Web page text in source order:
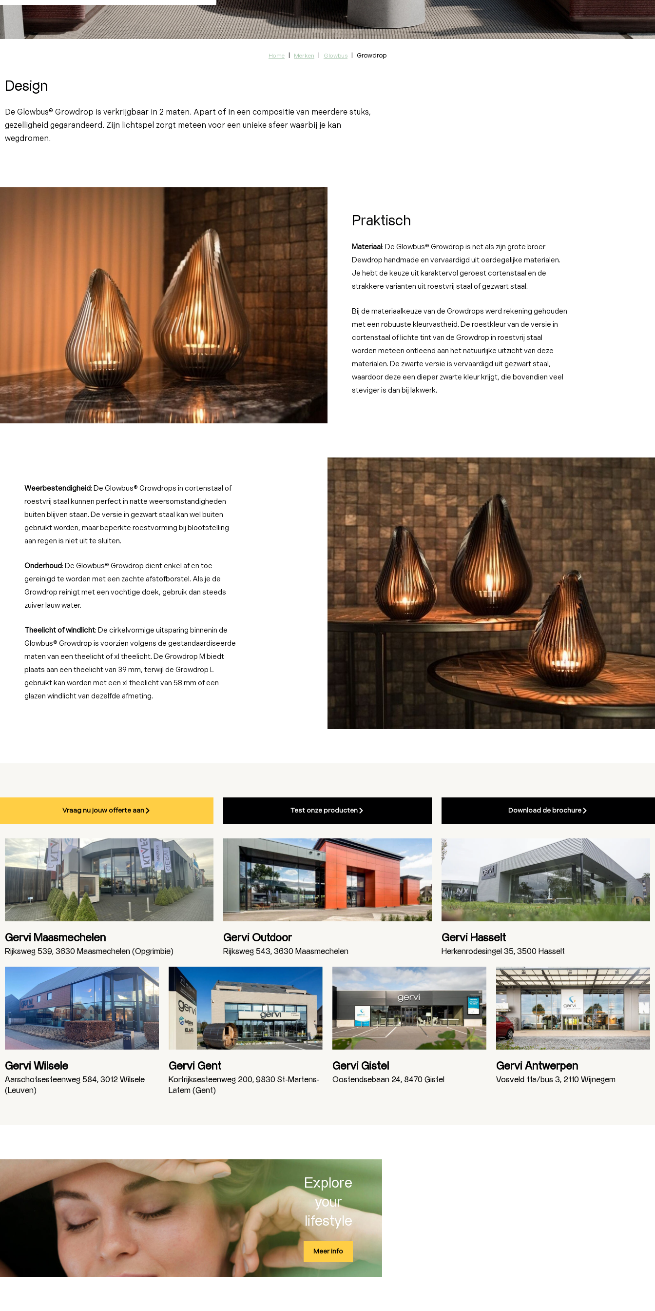
Home | Merken | Glowbus | Growdrop
Design
De Glowbus® Growdrop is verkrijgbaar in 2 maten. Apart of in een compositie van meerdere stuks,
gezelligheid gegarandeerd. Zijn lichtspel zorgt meteen voor een unieke sfeer waarbij je kan
wegdromen.
Praktisch
Materiaal: De Glowbus® Growdrop is net als zijn grote broer
Dewdrop handmade en vervaardigd uit oerdegelijke materialen.
Je hebt de keuze uit karaktervol geroest cortenstaal en de
strakkere varianten uit roestvrij staal of gezwart staal.
Bij de materiaalkeuze van de Growdrops werd rekening gehouden
met een robuuste kleurvastheid. De roestkleur van de versie in
cortenstaal of lichte tint van de Growdrop in roestvrij staal
worden meteen ontleend aan het natuurlijke uitzicht van deze
materialen. De zwarte versie is vervaardigd uit gezwart staal,
waardoor deze een dieper zwarte kleur krijgt, die bovendien veel
steviger is dan bij lakwerk.
Weerbestendigheid: De Glowbus® Growdrops in cortenstaal of
roestvrij staal kunnen perfect in natte weersomstandigheden
buiten blijven staan. De versie in gezwart staal kan wel buiten
gebruikt worden, maar beperkte roestvorming bij blootstelling
aan regen is niet uit te sluiten.
Onderhoud: De Glowbus® Growdrop dient enkel af en toe
gereinigd te worden met een zachte afstofborstel. Als je de
Growdrop reinigt met een vochtige doek, gebruik dan steeds
zuiver lauw water.
Theelicht of windlicht: De cirkelvormige uitsparing binnenin de
Glowbus® Growdrop is voorzien volgens de gestandaardiseerde
maten van een theelicht of xl theelicht. De Growdrop M biedt
plaats aan een theelicht van 39 mm, terwijl de Growdrop L
gebruikt kan worden met een xl theelicht van 58 mm of een
glazen windlicht van dezelfde afmeting.
Vraag nu jouw offerte aan Test onze producten Download de brochure
Gervi Maasmechelen
Rijksweg 539, 3630 Maasmechelen (Opgrimbie)
Gervi Outdoor
Rijksweg 543, 3630 Maasmechelen
Gervi Hasselt
Herkenrodesingel 35, 3500 Hasselt
Gervi Wilsele
Aarschotsesteenweg 584, 3012 Wilsele
(Leuven)
Gervi Gent
Kortrijksesteenweg 200, 9830 St-Martens-
Latem (Gent)
Gervi Gistel
Oostendsebaan 24, 8470 Gistel
Gervi Antwerpen
Vosveld 11a/bus 3, 2110 Wijnegem
Explore
your
lifestyle
Meer info